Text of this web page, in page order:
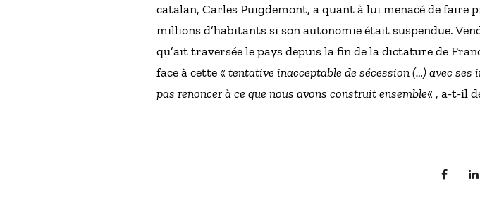
catalan, Carles Puigdemont, a quant à lui menacé de faire
millions d’habitants si son autonomie était suspendue.
qu’ait traversée le pays depuis la fin de la dictature de
face à cette « tentative inacceptable de sécession (…) avec
pas renoncer à ce que nous avons construit ensemble« , a-t-il